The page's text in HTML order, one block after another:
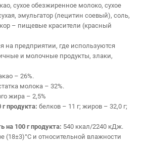
сухое обезжиренное молоко, сухое
эмульгатор (лецитин соевый), соль,
– пищевые красители (красный
на предприятии, где используются
и молочные продукты, злаки,
– 26%.
молока – 32%.
жира – 2,5%
продукта: белков – 11 г; жиров – 32,0 г;
на 100 г продукта: 540 ккал/2240 кДж.
(18±3)°С и относительной влажности